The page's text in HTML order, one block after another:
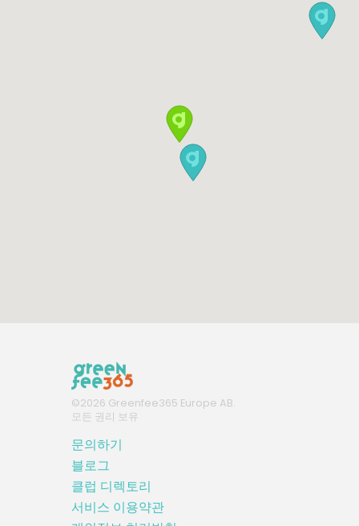
©2026 Greenfee365 Europe AB.
모든 권리 보유
문의하기
블로그
클럽 디렉토리
서비스 이용약관